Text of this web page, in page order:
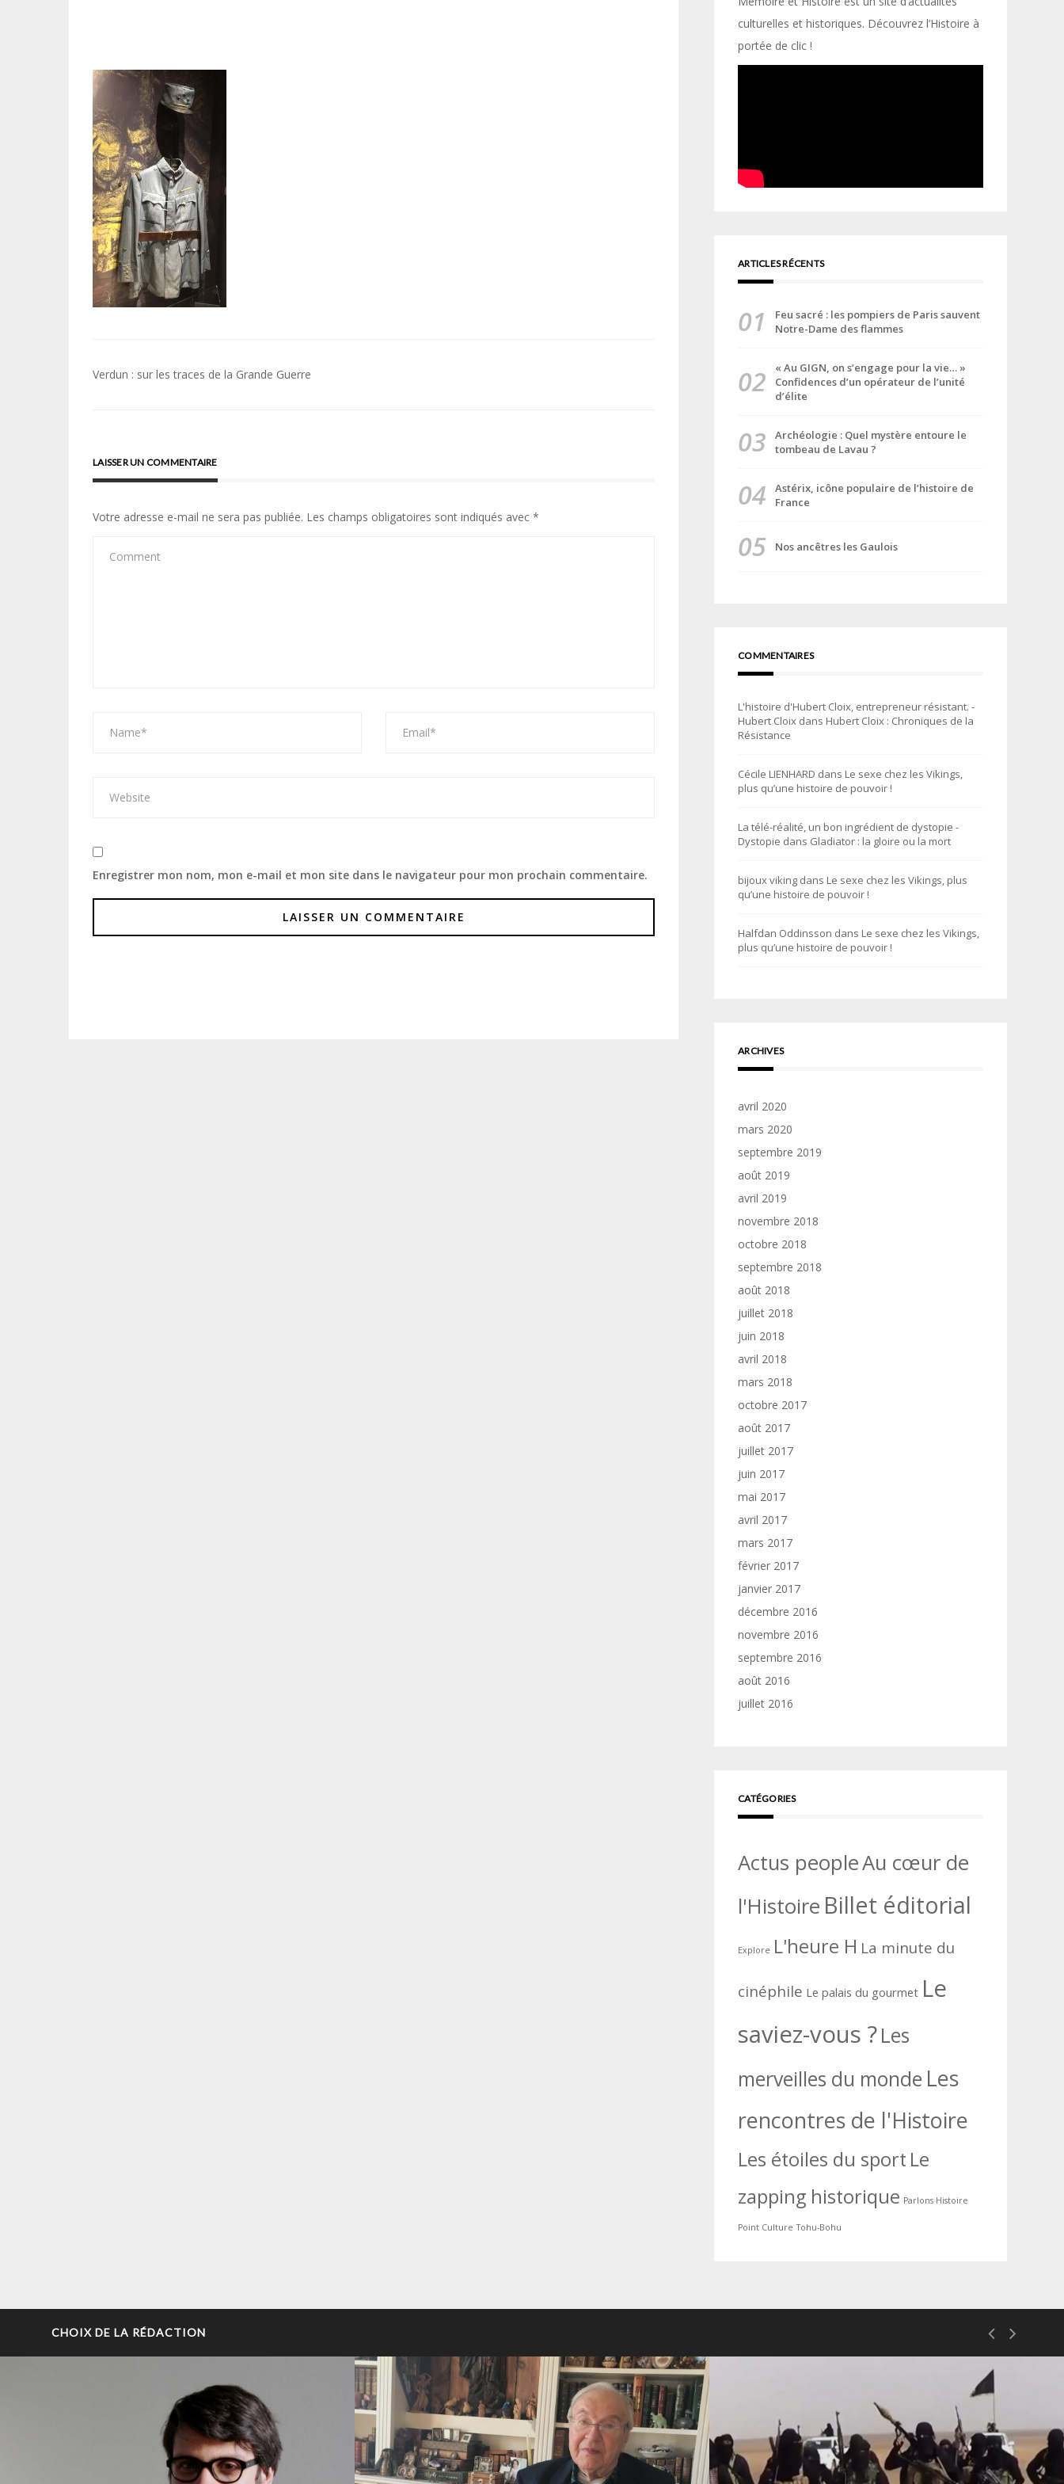
Navigation
Verdun : sur les traces de la Grande Guerre
LAISSER UN COMMENTAIRE
Votre adresse e-mail ne sera pas publiée. Les champs obligatoires sont indiqués avec *
Enregistrer mon nom, mon e-mail et mon site dans le navigateur pour mon prochain commentaire.
culturelles et historiques. Découvrez l’Histoire à
portée de clic !
ARTICLES RÉCENTS
Feu sacré : les pompiers de Paris sauvent
Notre-Dame des flammes
« Au GIGN, on s’engage pour la vie… »
Confidences d’un opérateur de l’unité
d’élite
Archéologie : Quel mystère entoure le
tombeau de Lavau ?
Astérix, icône populaire de l’histoire de
France
Nos ancêtres les Gaulois
COMMENTAIRES
L'histoire d'Hubert Cloix, entrepreneur résistant. -
Hubert Cloix dans Hubert Cloix : Chroniques de la
Résistance
Cécile LIENHARD dans Le sexe chez les Vikings,
plus qu’une histoire de pouvoir !
La télé-réalité, un bon ingrédient de dystopie -
Dystopie dans Gladiator : la gloire ou la mort
bijoux viking dans Le sexe chez les Vikings, plus
qu’une histoire de pouvoir !
Halfdan Oddinsson dans Le sexe chez les Vikings,
plus qu’une histoire de pouvoir !
ARCHIVES
avril 2020
mars 2020
septembre 2019
août 2019
avril 2019
novembre 2018
octobre 2018
septembre 2018
août 2018
juillet 2018
juin 2018
avril 2018
mars 2018
octobre 2017
août 2017
juillet 2017
juin 2017
mai 2017
avril 2017
mars 2017
février 2017
janvier 2017
décembre 2016
novembre 2016
septembre 2016
août 2016
juillet 2016
CATÉGORIES
Actus peopleAu cœur de
l'Histoire Billet éditorial
Explore L'heure H La minute du
cinéphile Le palais du gourmet Le
saviez-vous ?Les
merveilles du monde Les
rencontres de l'Histoire
Les étoiles du sport Le
zapping historique Parlons Histoire
Point Culture Tohu-Bohu
CHOIX DE LA RÉDACTION